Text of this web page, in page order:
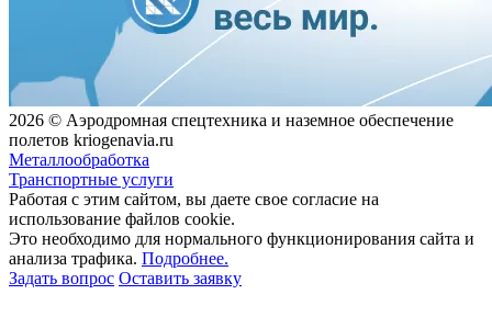
2026 © Аэродромная спецтехника и наземное обеспечение
полетов kriogenavia.ru
Металлообработка
Транспортные услуги
Работая с этим сайтом, вы даете свое согласие на
использование файлов cookie.
Это необходимо для нормального функционирования сайта и
анализа трафика. Подробнее.
Задать вопрос Оставить заявку